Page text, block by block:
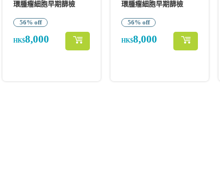
環腫瘤細胞早期篩檢
56% off
HK$8,000
環腫瘤細胞早期篩檢
56% off
HK$8,000